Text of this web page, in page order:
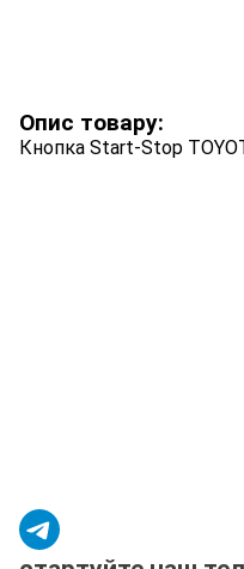
Опис товару:
Кнопка Start-Stop